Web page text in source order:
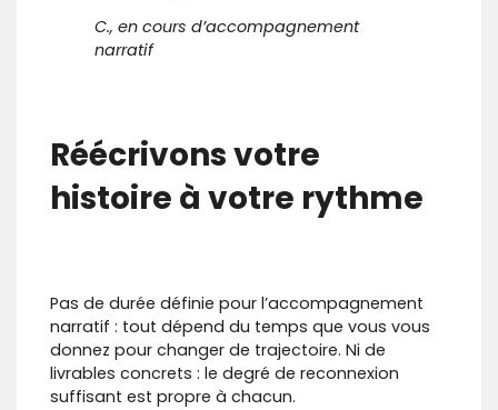
C., en cours d’accompagnement
narratif
Réécrivons votre
histoire à votre rythme
Pas de durée définie pour l’accompagnement
narratif : tout dépend du temps que vous vous
donnez pour changer de trajectoire. Ni de
livrables concrets : le degré de reconnexion
suffisant est propre à chacun.